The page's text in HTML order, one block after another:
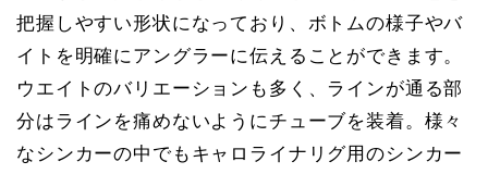
把握しやすい形状になっており、ボトムの様子やバ
イトを明確にアングラーに伝えることができます。
ウエイトのバリエーションも多く、ラインが通る部
分はラインを痛めないようにチューブを装着。様々
なシンカーの中でもキャロライナリグ用のシンカー